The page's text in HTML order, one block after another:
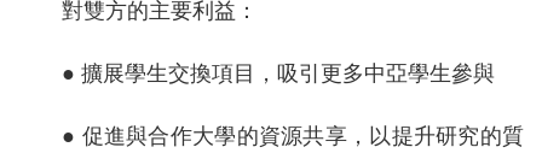
對雙方的主要利益：
● 擴展學生交換項目，吸引更多中亞學生參與
● 促進與合作大學的資源共享，以提升研究的質